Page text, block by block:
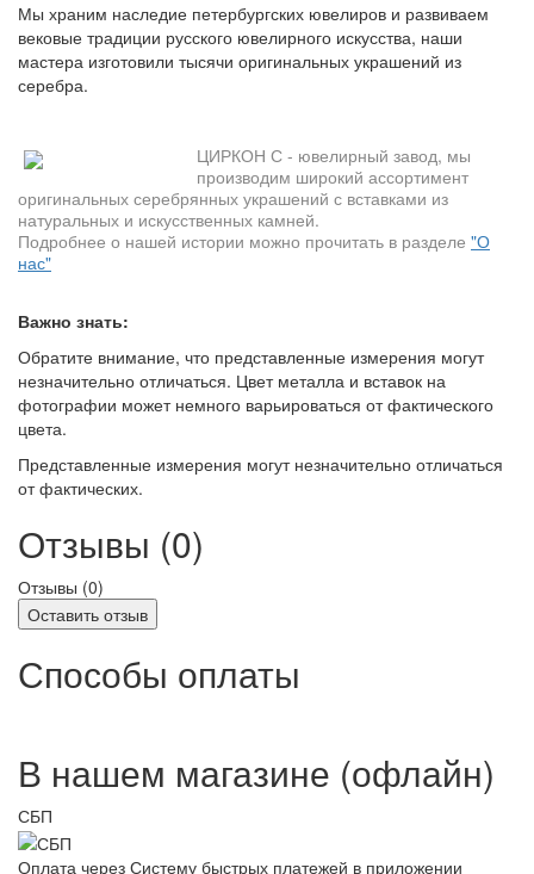
Мы храним наследие петербургских ювелиров и развиваем
вековые традиции русского ювелирного искусства, наши
мастера изготовили тысячи оригинальных украшений из
серебра.
ЦИРКОН С - ювелирный завод, мы
производим широкий ассортимент
оригинальных серебрянных украшений с вставками из
натуральных и искусственных камней.
Подробнее о нашей истории можно прочитать в разделе "О
нас"
Важно знать:
Обратите внимание, что представленные измерения могут
незначительно отличаться. Цвет металла и вставок на
фотографии может немного варьироваться от фактического
цвета.
Представленные измерения могут незначительно отличаться
от фактических.
Отзывы (0)
Отзывы (0)
Оставить отзыв
Способы оплаты
В нашем магазине (офлайн)
СБП
Оплата через Систему быстрых платежей в приложении